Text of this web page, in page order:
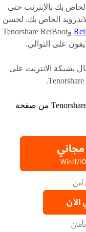
بك بالإنترنت حتى
الخاص بك. لحسن
وTenorshare ReiBoot
على التوالي.
بشبكة الانترنت على
قم بتنزيل وتثبيت Tenorshare ReiBoot من صفحة